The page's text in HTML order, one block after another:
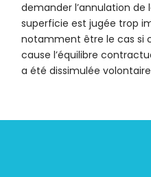
demander l’annulation
superficie est jugée trop
notamment être le cas si
cause l’équilibre
a été dissimulée